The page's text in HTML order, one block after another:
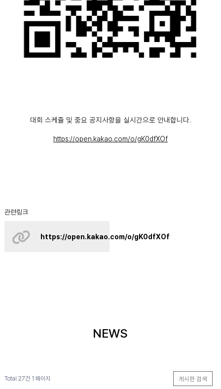
대회 스케쥴 및 중요 공지사항을 실시간으로 안내합니다.
https://open.kakao.com/o/gK0dfXOf
관련링크
https://open.kakao.com/o/gK0dfXOf
NEWS
Total 27건 1 페이지 게시판 검색